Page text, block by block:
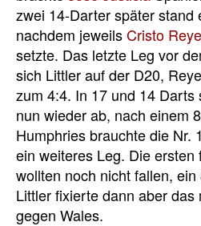
zwei 14-Darter später stand
nachdem jeweilsCristo
setzte. Das letzte Leg vor
sich Littler auf der D20,
zum 4:4. In 17 und 14 Darts
nun wieder ab, nach einem
Humphries brauchte die Nr.
ein weiteres Leg. Die
wollten noch nicht fallen,
Littler fixierte dann aber
gegen Wales.